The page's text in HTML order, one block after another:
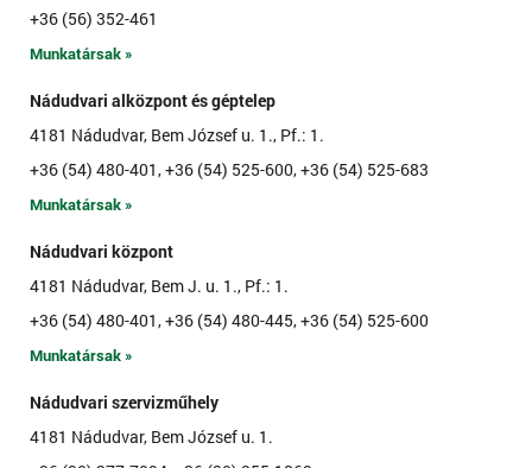
+36 (56) 352-461
Munkatársak »
Nádudvari alközpont és géptelep
4181 Nádudvar, Bem József u. 1., Pf.: 1.
+36 (54) 480-401, +36 (54) 525-600, +36 (54) 525-683
Munkatársak »
Nádudvari központ
4181 Nádudvar, Bem J. u. 1., Pf.: 1.
+36 (54) 480-401, +36 (54) 480-445, +36 (54) 525-600
Munkatársak »
Nádudvari szervizműhely
4181 Nádudvar, Bem József u. 1.